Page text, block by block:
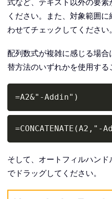
ください。また、対象範囲
わせてチェックしてください。
配列数式が複雑に感じる場
替方法のいずれかを使用する
=A2&"-Addin")
=CONCATENATE(A2,"-
そして、オートフィルハン
でドラッグしてください。